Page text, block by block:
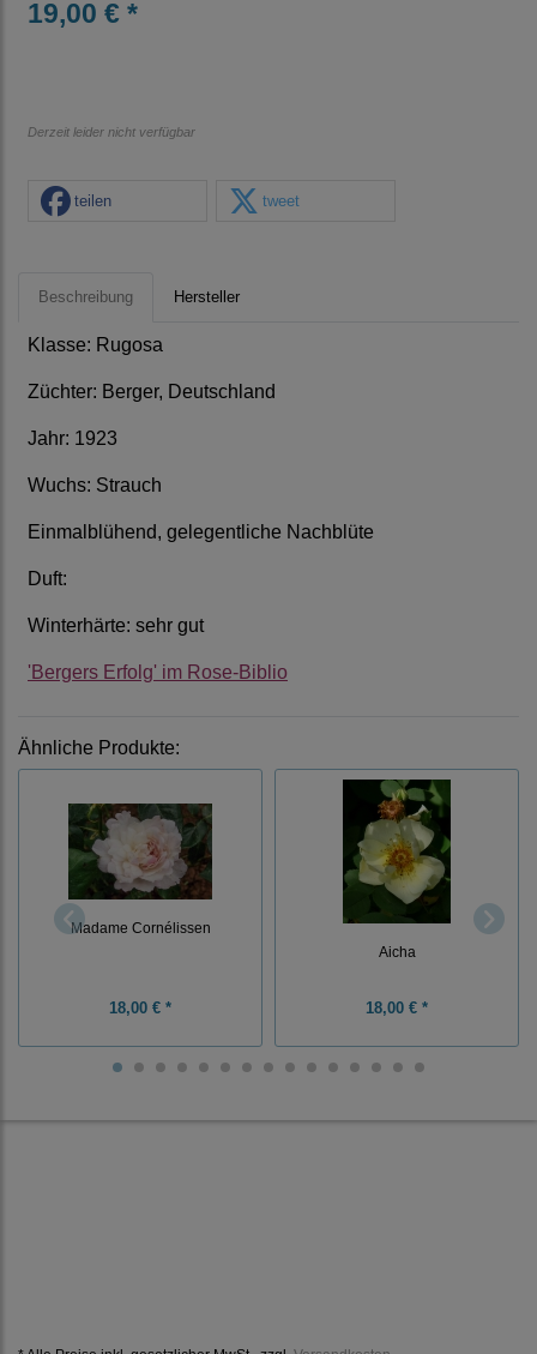
19,00 € *
Derzeit leider nicht verfügbar
teilen tweet
Beschreibung Hersteller
Klasse: Rugosa
Züchter: Berger, Deutschland
Jahr: 1923
Wuchs: Strauch
Einmalblühend, gelegentliche Nachblüte
Duft:
Winterhärte: sehr gut
'Bergers Erfolg' im Rose-Biblio
Ähnliche Produkte:
Madame Cornélissen
18,00 € *
Aicha
18,00 € *